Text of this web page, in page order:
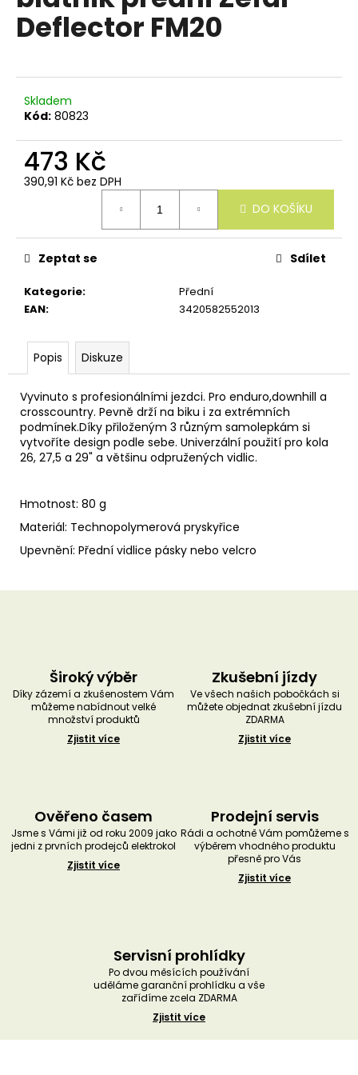
0,0
Deflector FM20
Skladem
Kód: 80823
473 Kč
390,91 Kč bez DPH
DO KOŠÍKU
Kategorie:
Přední
EAN: 3420582552013
Zeptat se Sdílet
Popis Diskuze
Vyvinuto s profesionálními jezdci. Pro enduro,downhill a
crosscountry. Pevně drží na biku i za extrémních
podmínek.Díky přiloženým 3 různým samolepkám si
vytvoříte design podle sebe. Univerzální použití pro kola
26, 27,5 a 29" a většinu odpružených vidlic.
Hmotnost: 80 g
Materiál: Technopolymerová pryskyřice
Upevnění: Přední vidlice pásky nebo velcro
Široký výběr
Díky zázemí a zkušenostem Vám
můžeme nabídnout velké
množství produktů
Zjistit více
Zkušební jízdy
Ve všech našich pobočkách si
můžete objednat zkušební jízdu
ZDARMA
Zjistit více
Ověřeno časem
Jsme s Vámi již od roku 2009 jako
jedni z prvních prodejců elektrokol
Zjistit více
Prodejní servis
Rádi a ochotně Vám pomůžeme s
výběrem vhodného produktu
přesně pro Vás
Zjistit více
Servisní prohlídky
Po dvou měsících používání
uděláme garanční prohlídku a vše
zařídíme zcela ZDARMA
Zjistit více
n
a
t
?
HLEDAT
D
o
p
č
u
e
m
e